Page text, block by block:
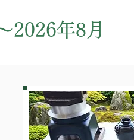
2026年8月